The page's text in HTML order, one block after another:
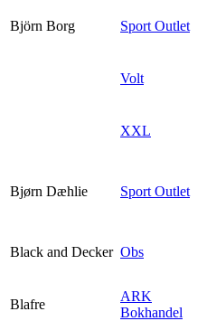
Björn Borg Sport Outlet
Volt
XXL
Bjørn Dæhlie Sport Outlet
Black and Decker Obs
Blafre
ARK
Bokhandel